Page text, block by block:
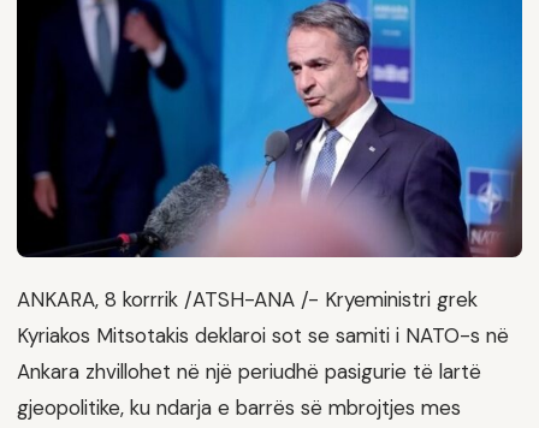
ANKARA, 8 korrrik /ATSH-ANA /- Kryeministri grek
Kyriakos Mitsotakis deklaroi sot se samiti i NATO-s në
Ankara zhvillohet në një periudhë pasigurie të lartë
gjeopolitike, ku ndarja e barrës së mbrojtjes mes